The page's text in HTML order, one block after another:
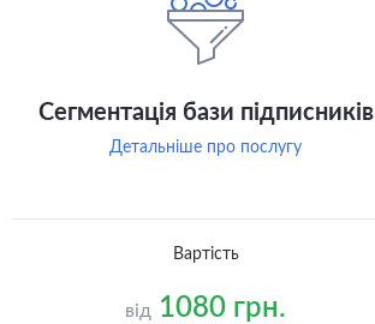
Сегментація бази підписників
Детальніше про послугу
Вартість
від 1080 грн.